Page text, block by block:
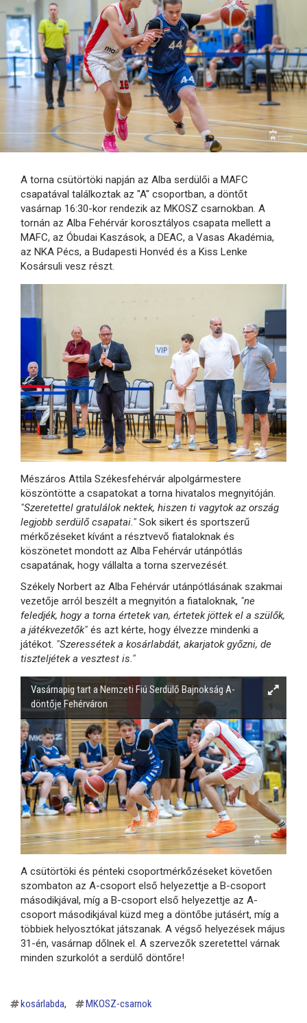
A torna csütörtöki napján az Alba serdülői a MAFC
csapatával találkoztak az "A" csoportban, a döntőt
vasárnap 16:30-kor rendezik az MKOSZ csarnokban. A
tornán az Alba Fehérvár korosztályos csapata mellett a
MAFC, az Óbudai Kaszások, a DEAC, a Vasas Akadémia,
az NKA Pécs, a Budapesti Honvéd és a Kiss Lenke
Kosársuli vesz részt.
Mészáros Attila Székesfehérvár alpolgármestere
köszöntötte a csapatokat a torna hivatalos megnyitóján.
"Szeretettel gratulálok nektek, hiszen ti vagytok az ország
legjobb serdülő csapatai." Sok sikert és sportszerű
mérkőzéseket kívánt a résztvevő fiataloknak és
köszönetet mondott az Alba Fehérvár utánpótlás
csapatának, hogy vállalta a torna szervezését.
Székely Norbert az Alba Fehérvár utánpótlásának szakmai
vezetője arról beszélt a megnyitón a fiataloknak, "ne
feledjék, hogy a torna értetek van, értetek jöttek el a szülők,
a játékvezetők" és azt kérte, hogy élvezze mindenki a
játékot. "Szeressétek a kosárlabdát, akarjatok győzni, de
tiszteljétek a vesztest is."
Vasárnapig tart a Nemzeti Fiú Serdülő Bajnokság A-
döntője Fehérváron
A csütörtöki és pénteki csoportmérkőzéseket követően
szombaton az A-csoport első helyezettje a B-csoport
másodikjával, míg a B-csoport első helyezettje az A-
csoport másodikjával küzd meg a döntőbe jutásért, míg a
többiek helyosztókat játszanak. A végső helyezések május
31-én, vasárnap dőlnek el. A szervezők szeretettel várnak
minden szurkolót a serdülő döntőre!
kosárlabda MKOSZ-csarnok